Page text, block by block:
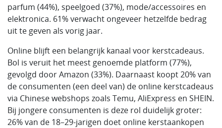
parfum (44%), speelgoed (37%), mode/accessoires en
elektronica. 61% verwacht ongeveer hetzelfde bedrag
uit te geven als vorig jaar.
Online blijft een belangrijk kanaal voor kerstcadeaus.
Bol is veruit het meest genoemde platform (77%),
gevolgd door Amazon (33%). Daarnaast koopt 20% van
de consumenten (een deel van) de online kerstcadeaus
via Chinese webshops zoals Temu, AliExpress en SHEIN.
Bij jongere consumenten is deze rol duidelijk groter:
26% van de 18–29-jarigen doet online kerstaankopen